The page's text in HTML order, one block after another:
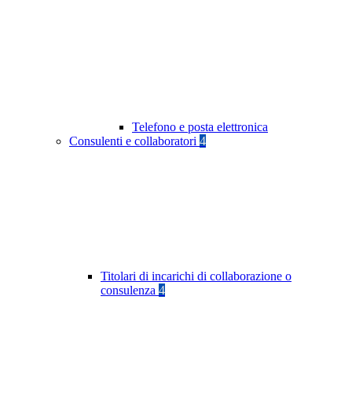
Telefono e posta elettronica
Consulenti e collaboratori 4
Titolari di incarichi di collaborazione o
consulenza 4